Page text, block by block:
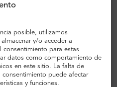
posible, utilizamos
y/o acceder a
para estas
datos como comportamiento de
en este sitio. La falta de
puede afectar
y funciones.
maximizando su tiempo
sin problemas.
Benefíciese de la
que mejorará